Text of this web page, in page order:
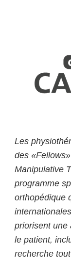
Les
des
Manipulative
programme
orthopédique
priorisent une
le patient,
recherche